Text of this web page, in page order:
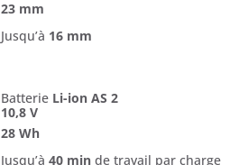
23 mm
Jusqu’à 16 mm
Batterie Li-ion AS 2
10,8 V
28 Wh
Jusqu’à 40 min de travail par charge